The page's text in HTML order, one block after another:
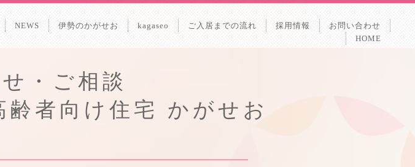
お問い合わせ
採用情報
ご入居までの流れ
kagaseo
伊勢のかがせお
NEWS
HOME
・ご相談
者向け住宅 かがせお